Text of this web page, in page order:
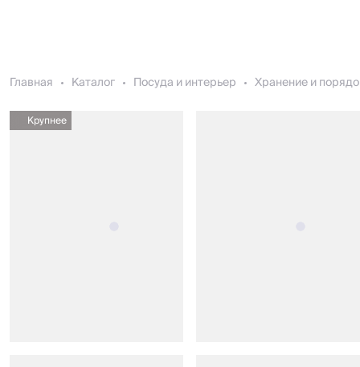
Главная Каталог Посуда и интерьер Хранение и
Крупнее